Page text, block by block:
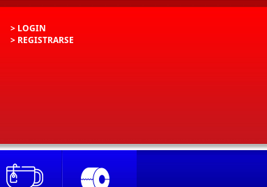
> LOGIN
> REGISTRARSE